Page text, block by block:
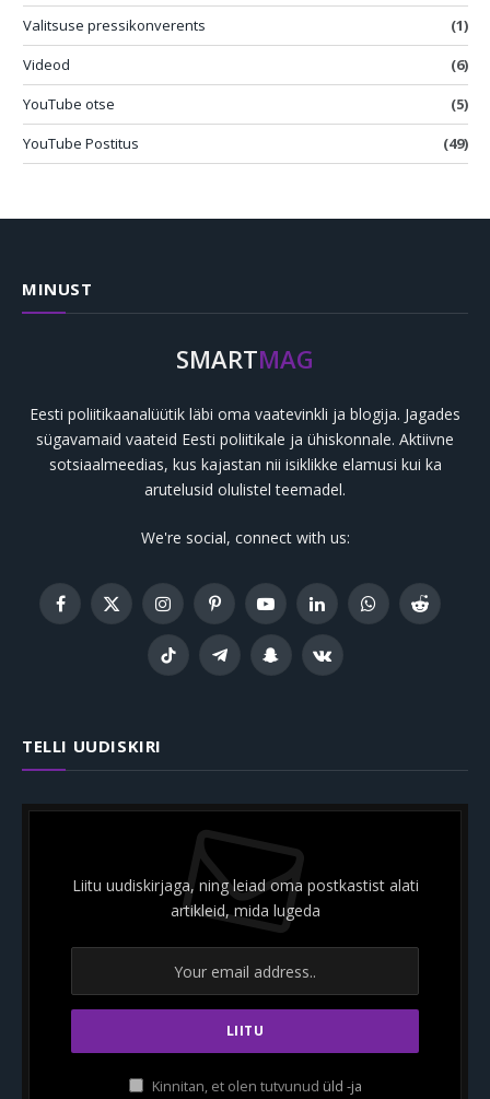
Valitsuse pressikonverents
(1)
Videod
(6)
YouTube otse
(5)
YouTube Postitus
(49)
MINUST
SMARTMAG
Eesti poliitikaanalüütik läbi oma vaatevinkli ja blogija. Jagades
sügavamaid vaateid Eesti poliitikale ja ühiskonnale. Aktiivne
sotsiaalmeedias, kus kajastan nii isiklikke elamusi kui ka
arutelusid olulistel teemadel.
We're social, connect with us:
Facebook
X
(Twitter)
InstagramPinterestYouTubeLinkedInWhatsAppReddit
TikTok TelegramSnapchatVKontakte
TELLI UUDISKIRI
Liitu uudiskirjaga, ning leiad oma postkastist alati
artikleid, mida lugeda
Kinnitan, et olen tutvunud üld -ja